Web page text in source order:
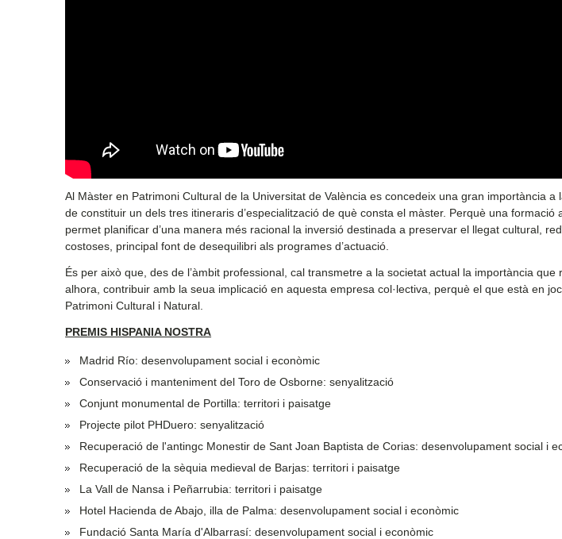
Al Màster en Patrimoni Cultural de la Universitat de València es concedeix una gran importància
de constituir un dels tres itineraris d’especialització de què consta el màster. Perquè una
permet planificar d’una manera més racional la inversió destinada a preservar el llegat cultural,
costoses, principal font de desequilibri als programes d’actuació.
És per això que, des de l’àmbit professional, cal transmetre a la societat actual la importància que
alhora, contribuir amb la seua implicació en aquesta empresa col·lectiva, perquè el que està en
Patrimoni Cultural i Natural.
PREMIS HISPANIA NOSTRA
Madrid Río: desenvolupament social i econòmic
Conservació i manteniment del Toro de Osborne: senyalització
Conjunt monumental de Portilla: territori i paisatge
Projecte pilot PHDuero: senyalització
Recuperació de l'antingc Monestir de Sant Joan Baptista de Corias: desenvolupament social i
Recuperació de la sèquia medieval de Barjas: territori i paisatge
La Vall de Nansa i Peñarrubia: territori i paisatge
Hotel Hacienda de Abajo, illa de Palma: desenvolupament social i econòmic
Fundació Santa María d'Albarrasí: desenvolupament social i econòmic